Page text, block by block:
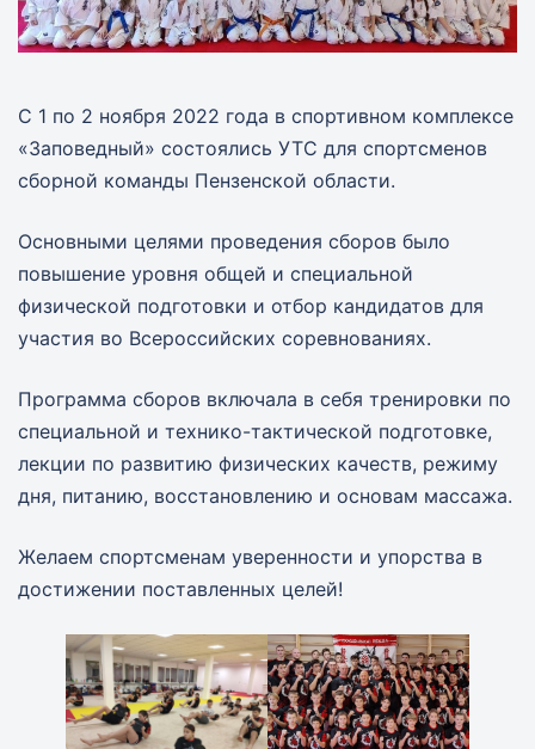
C 1 по 2 ноября 2022 года в спортивном комплексе
«Заповедный» состоялись УТС для спортсменов
сборной команды Пензенской области.
Основными целями проведения сборов было
повышение уровня общей и специальной
физической подготовки и отбор кандидатов для
участия во Всероссийских соревнованиях.
Программа сборов включала в себя тренировки по
специальной и технико-тактической подготовке,
лекции по развитию физических качеств, режиму
дня, питанию, восстановлению и основам массажа.
Желаем спортсменам уверенности и упорства в
достижении поставленных целей!